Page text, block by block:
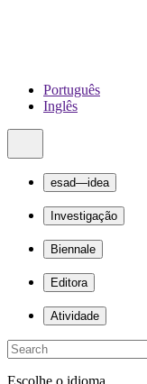
Português
Inglês
esad—idea
Investigação
Biennale
Editora
Atividade
Escolhe o idioma